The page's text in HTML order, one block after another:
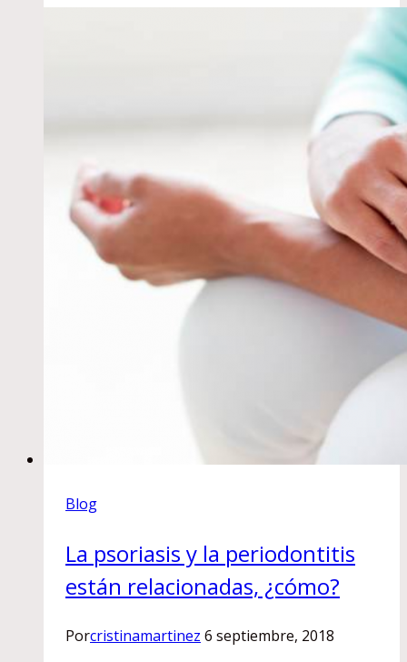
Blog
La psoriasis y la periodontitis
están relacionadas, ¿cómo?
Porcristinamartinez 6 septiembre, 2018